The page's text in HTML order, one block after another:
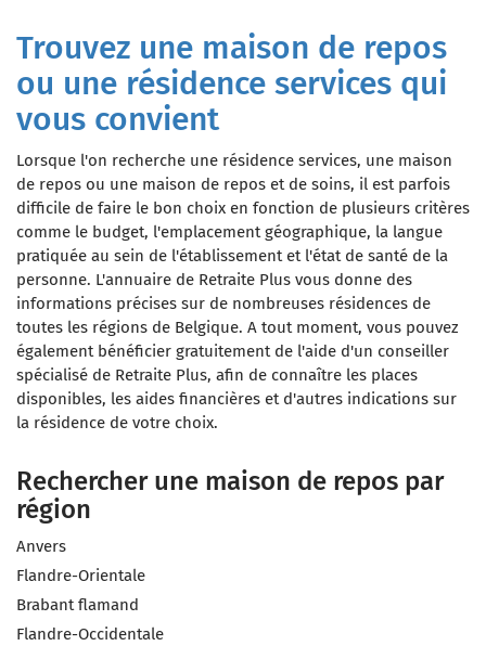
Trouvez une maison de repos
ou une résidence services qui
vous convient
Lorsque l'on recherche une résidence services, une maison
de repos ou une maison de repos et de soins, il est parfois
difficile de faire le bon choix en fonction de plusieurs critères
comme le budget, l'emplacement géographique, la langue
pratiquée au sein de l'établissement et l'état de santé de la
personne. L'annuaire de Retraite Plus vous donne des
informations précises sur de nombreuses résidences de
toutes les régions de Belgique. A tout moment, vous pouvez
également bénéficier gratuitement de l'aide d'un conseiller
spécialisé de Retraite Plus, afin de connaître les places
disponibles, les aides financières et d'autres indications sur
la résidence de votre choix.
Rechercher une maison de repos par
région
Anvers
Flandre-Orientale
Brabant flamand
Flandre-Occidentale